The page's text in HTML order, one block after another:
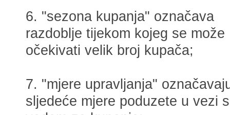
6. "sezona kupanja" označava
razdoblje tijekom kojeg se može
očekivati velik broj kupača;
7. "mjere upravljanja"
sljedeće mjere poduzete u vezi s